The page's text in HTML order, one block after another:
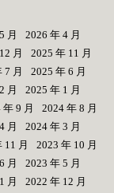
月
2026 年 4 月
月
2025 年 11 月
7 月
2025 年 6 月
月
2025 年 1 月
年 9 月
2024 年 8 月
月
2024 年 3 月
11 月
2023 年 10 月
月
2023 年 5 月
月
2022 年 12 月